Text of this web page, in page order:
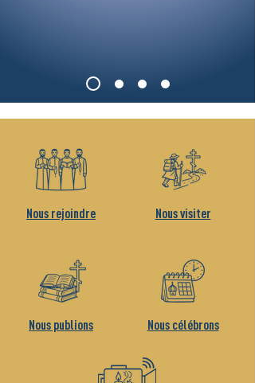
Nous rejoindre
Nous publions
Nous visiter
Nous célébrons